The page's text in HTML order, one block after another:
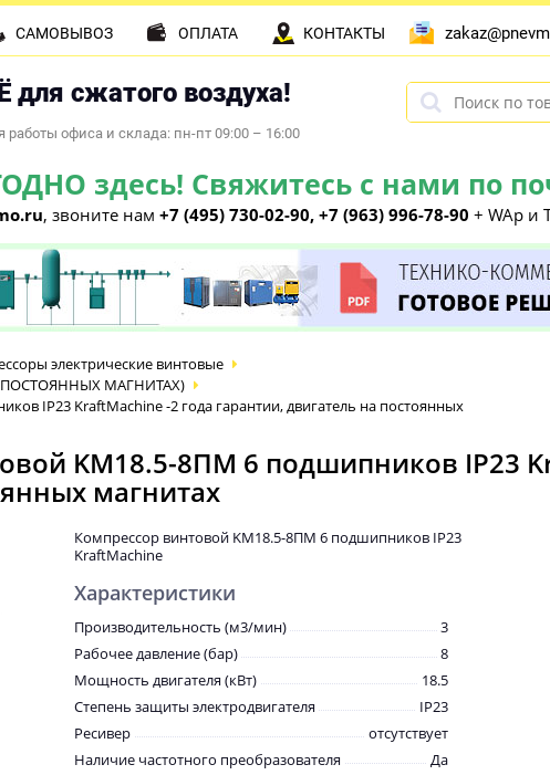
для сжатого воздуха!
работы офиса и склада: пн-пт 09:00 – 16:00
здесь! Свяжитесь с нами по
, звоните нам +7 (495) 730-02-90, +7 (963) 996-78-90 + WAp и
САМОВЫВОЗ ОПЛАТА КОНТАКТЫ
электрические винтовые
ПОСТОЯННЫХ МАГНИТАХ)
IP23 KraftMachine -2 года гарантии, двигатель на постоянных
KM18.5-8ПМ 6 подшипников IP23
магнитах
Компрессор винтовой KM18.5-8ПМ 6 подшипников IP23
KraftMachine
Характеристики
Производительность (м3/мин)
3
Рабочее давление (бар)
8
Мощность двигателя (кВт)
18.5
Степень защиты электродвигателя
IP23
Ресивер
отсутствует
Наличие частотного преобразователя
Да